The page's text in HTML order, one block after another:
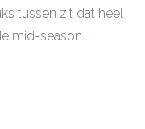
tussen zit dat heel
mid-season ...